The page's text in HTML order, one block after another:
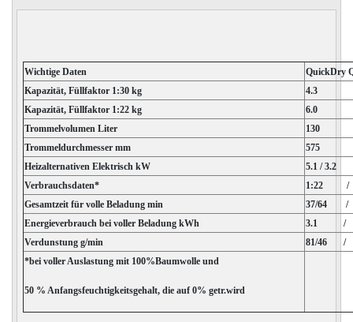
Wichtige Daten
QuickDry
Kapazität, Füllfaktor 1:30 kg
4.3
Kapazität, Füllfaktor 1:22 kg
6.0
Trommelvolumen Liter
130
Trommeldurchmesser mm
575
Heizalternativen Elektrisch kW
5.1 / 3.2
Verbrauchsdaten*
1:22 /
Gesamtzeit für volle Beladung min
37/64 /
Energieverbrauch bei voller Beladung kWh
3.1 /
Verdunstung g/min
81/46 /
*bei voller Auslastung mit 100%Baumwolle und
50 % Anfangsfeuchtigkeitsgehalt, die auf 0% getr.wird